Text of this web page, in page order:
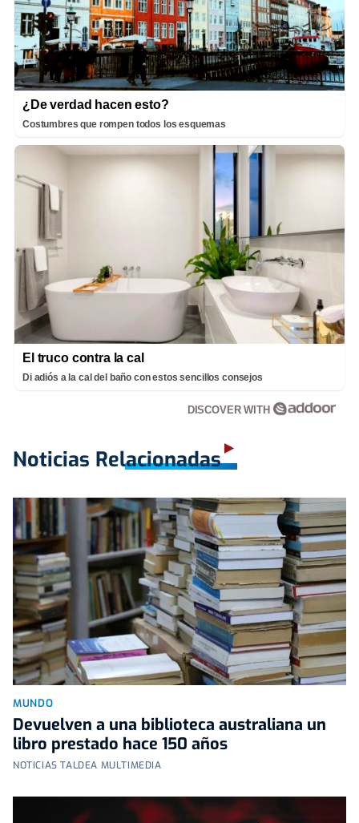
¿De verdad hacen esto?
Costumbres que rompen todos los esquemas
El truco contra la cal
Di adiós a la cal del baño con estos sencillos consejos
DISCOVER WITH
Noticias Relacionadas
MUNDO
Devuelven a una biblioteca australiana un
libro prestado hace 150 años
NOTICIAS TALDEA MULTIMEDIA